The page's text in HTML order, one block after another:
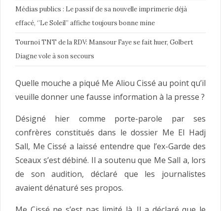
Médias publics : Le passif de sa nouvelle imprimerie déjà
effacé, ‘’Le Soleil’’ affiche toujours bonne mine
Tournoi TNT de la RDV: Mansour Faye se fait huer, Golbert
Diagne vole à son secours
Quelle mouche a piqué Me Aliou Cissé au point qu’il
veuille donner une fausse information à la presse ?
Désigné hier comme porte-parole par ses
confrères constitués dans le dossier Me El Hadj
Sall, Me Cissé a laissé entendre que l’ex-Garde des
Sceaux s’est débiné. Il a soutenu que Me Sall a, lors
de son audition, déclaré que les journalistes
avaient dénaturé ses propos.